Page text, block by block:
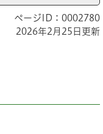
ページID：0002780
2026年2月25日更新